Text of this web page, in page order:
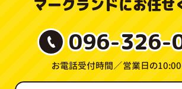
マークランドにお任せ
096-326-
お電話受付時間／営業日の